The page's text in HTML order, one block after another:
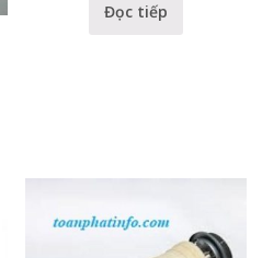
Đọc tiếp